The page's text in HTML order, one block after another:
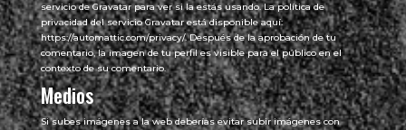
servicio de Gravatar para ver si la estás usando. La política de
privacidad del servicio Gravatar está disponible aquí:
https://automattic.com/privacy/. Después de la aprobación de tu
comentario, la imagen de tu perfil es visible para el público en el
contexto de su comentario.
Medios
Si subes imágenes a la web deberías evitar subir imágenes con